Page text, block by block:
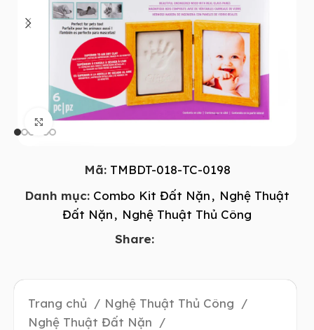
Click to enlarge
Mã: TMBDT-018-TC-0198
Danh mục: Combo Kit Đất Nặn, Nghệ Thuật
Đất Nặn, Nghệ Thuật Thủ Công
Share:
Trang chủ
Nghệ Thuật Thủ Công
Nghệ Thuật Đất Nặn